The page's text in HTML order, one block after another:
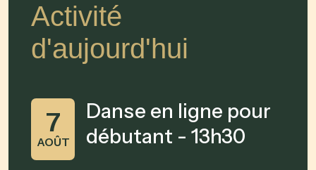
Activité
d'aujourd'hui
7
AOÛT
Danse en ligne pour
débutant - 13h30